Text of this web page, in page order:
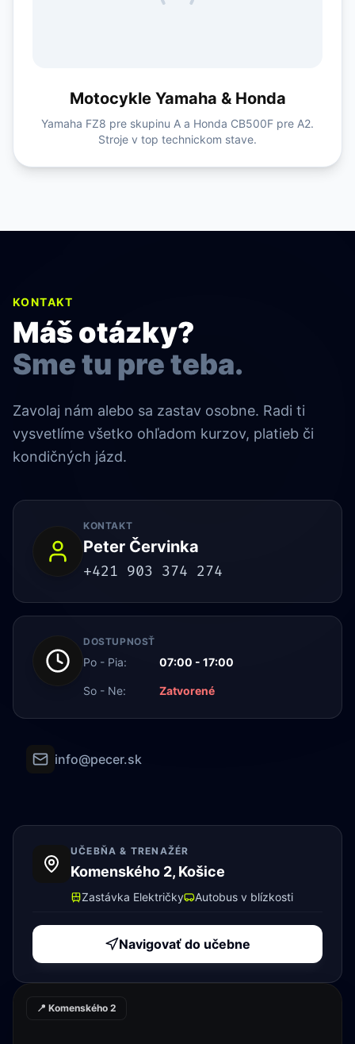
Motocykle Yamaha & Honda
Yamaha FZ8 pre skupinu A a Honda CB500F pre A2.
Stroje v top technickom stave.
KONTAKT
Máš otázky?
Sme tu pre teba.
Zavolaj nám alebo sa zastav osobne. Radi ti
vysvetlíme všetko ohľadom kurzov, platieb či
kondičných jázd.
KONTAKT
Peter Červinka
+421 903 374 274
DOSTUPNOSŤ
Po - Pia: 07:00 - 17:00
So - Ne: Zatvorené
info@pecer.sk
UČEBŇA & TRENAŽÉR
Komenského 2, Košice
Zastávka Električky Autobus v blízkosti
Navigovať do učebne
📍 Komenského 2